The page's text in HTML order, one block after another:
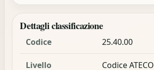
Dettagli classificazione
Codice 25.40.00
Livello Codice ATECO